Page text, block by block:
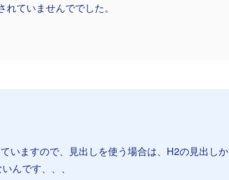
れていませんででした。
いますので、見出しを使う場合は、H2の見出しか
んです、、、